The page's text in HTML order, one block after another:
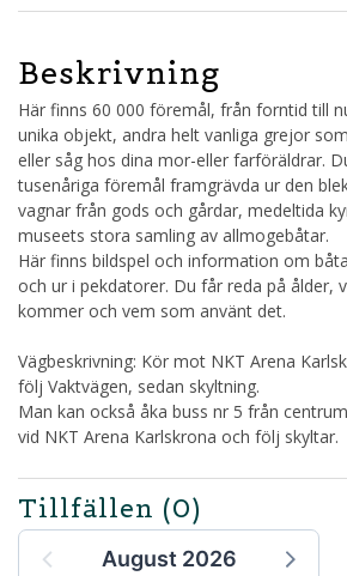
Beskrivning
Här finns 60 000 föremål, från forntid till
unika objekt, andra helt vanliga grejor
eller såg hos dina mor-eller farföräldrar.
tusenåriga föremål framgrävda ur den
vagnar från gods och gårdar, medeltida
museets stora samling av allmogebåtar.
Här finns bildspel och information om
och ur i pekdatorer. Du får reda på ålder,
kommer och vem som använt det.
Vägbeskrivning: Kör mot NKT Arena
följ Vaktvägen, sedan skyltning.
Man kan också åka buss nr 5 från
vid NKT Arena Karlskrona och följ skyltar.
Tillfällen (0)
August 2026